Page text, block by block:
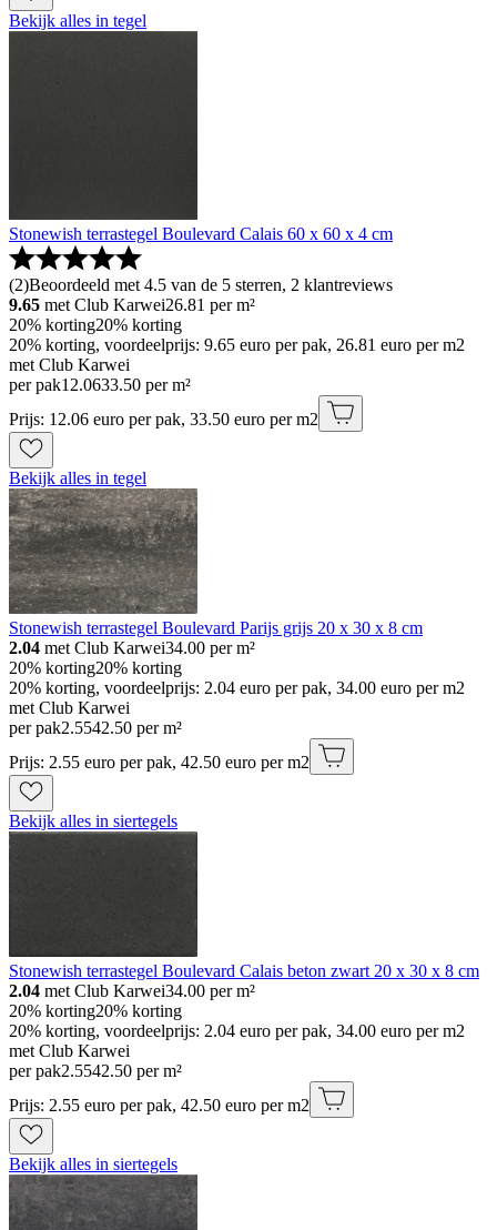
Bekijk alles in tegel
Stonewish terrastegel Boulevard Calais 60 x 60 x 4 cm
(2)Beoordeeld met 4.5 van de 5 sterren, 2 klantreviews
9.65 met Club Karwei26.81 per m²
20% korting20% korting
20% korting, voordeelprijs: 9.65 euro per pak, 26.81 euro per m2
met Club Karwei
per pak12.0633.50 per m²
Prijs: 12.06 euro per pak, 33.50 euro per m2
Bekijk alles in tegel
Stonewish terrastegel Boulevard Parijs grijs 20 x 30 x 8 cm
2.04 met Club Karwei34.00 per m²
20% korting20% korting
20% korting, voordeelprijs: 2.04 euro per pak, 34.00 euro per m2
met Club Karwei
per pak2.5542.50 per m²
Prijs: 2.55 euro per pak, 42.50 euro per m2
Bekijk alles in siertegels
Stonewish terrastegel Boulevard Calais beton zwart 20 x 30 x 8 cm
2.04 met Club Karwei34.00 per m²
20% korting20% korting
20% korting, voordeelprijs: 2.04 euro per pak, 34.00 euro per m2
met Club Karwei
per pak2.5542.50 per m²
Prijs: 2.55 euro per pak, 42.50 euro per m2
Bekijk alles in siertegels